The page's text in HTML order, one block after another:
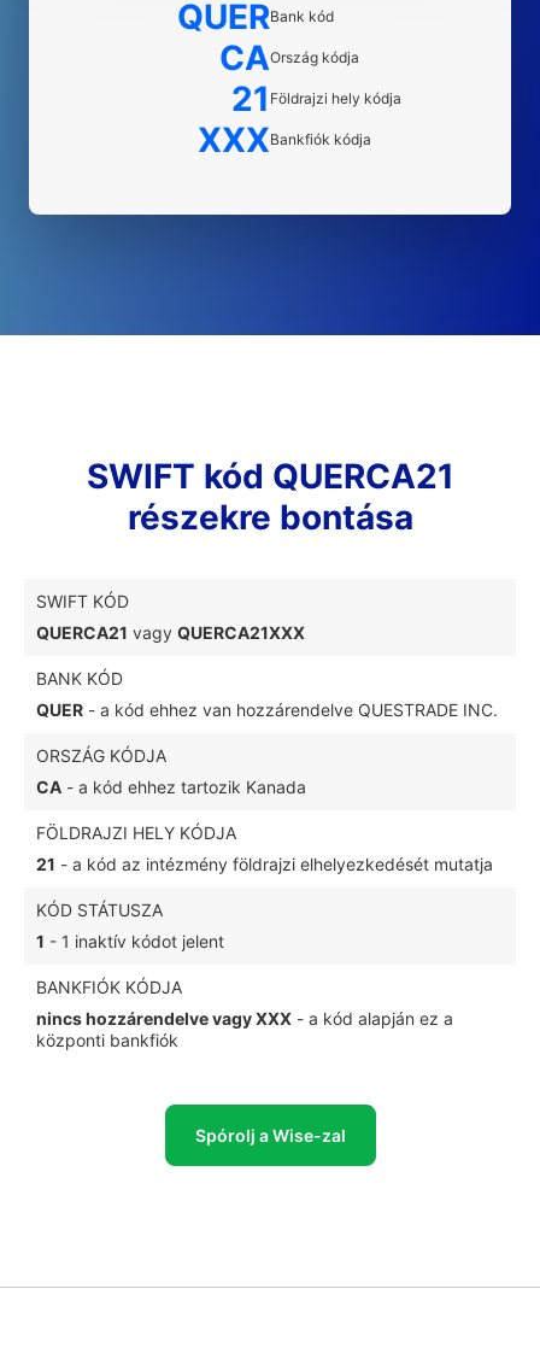
QUERBank kód
CAOrszág kódja
21 Földrajzi hely kódja
XXXBankfiók kódja
SWIFT kód QUERCA21
részekre bontása
SWIFT KÓD
QUERCA21 vagy QUERCA21XXX
BANK KÓD
QUER - a kód ehhez van hozzárendelve QUESTRADE INC.
ORSZÁG KÓDJA
CA - a kód ehhez tartozik Kanada
FÖLDRAJZI HELY KÓDJA
21 - a kód az intézmény földrajzi elhelyezkedését mutatja
KÓD STÁTUSZA
1 - 1 inaktív kódot jelent
BANKFIÓK KÓDJA
nincs hozzárendelve vagy XXX - a kód alapján ez a
központi bankfiók
Spórolj a Wise-zal